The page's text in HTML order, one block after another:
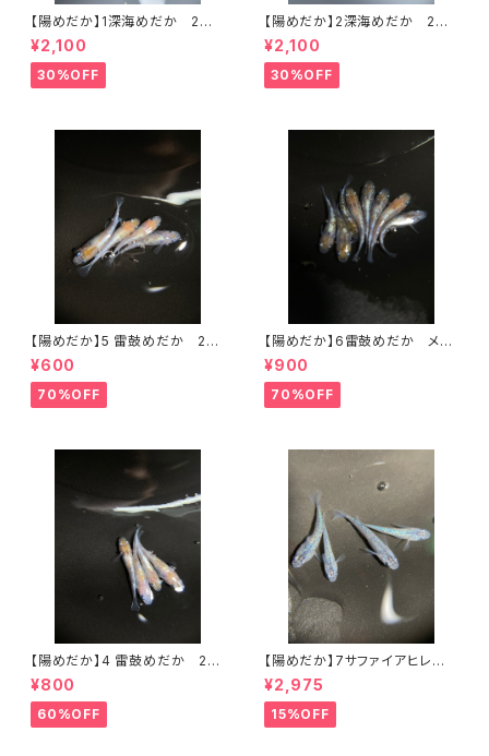
【陽めだか】1深海めだか 2ペ
ア 【現物】
¥2,100
30%OFF
【陽めだか】2深海めだか 2ペ
ア 【現物】
¥2,100
30%OFF
【陽めだか】5 雷鼓めだか 2ペ
ア 【現物】
¥600
70%OFF
【陽めだか】6雷鼓めだか メス
6オス2 【現物】
¥900
70%OFF
【陽めだか】4 雷鼓めだか 2ペ
ア 【現物】
¥800
60%OFF
【陽めだか】7サファイアヒレ無
し 2ペア【現物】
¥2,975
15%OFF